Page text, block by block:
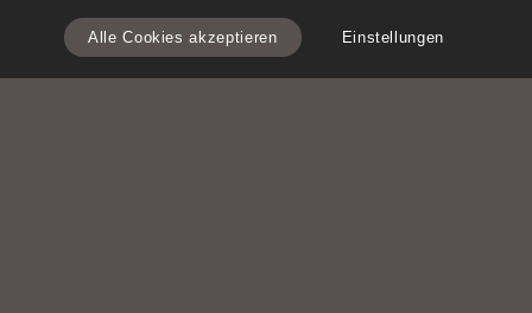
Alle Cookies akzeptieren Einstellungen